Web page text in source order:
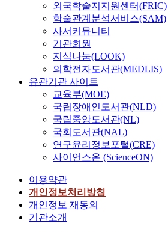
외국학술지지원센터(FRIC)
학술관계분석서비스(SAM)
사서커뮤니티
기관회원
지식나눔(LOOK)
의학전자도서관(MEDLIS)
유관기관 사이트
교육부(MOE)
국립장애인도서관(NLD)
국립중앙도서관(NL)
국회도서관(NAL)
연구윤리정보포털(CRE)
사이언스온 (ScienceON)
이용약관
개인정보처리방침
개인정보 재동의
기관소개